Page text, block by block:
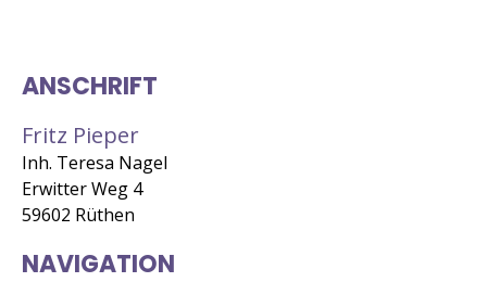
ANSCHRIFT
Fritz Pieper
Inh. Teresa Nagel
Erwitter Weg 4
59602 Rüthen
NAVIGATION